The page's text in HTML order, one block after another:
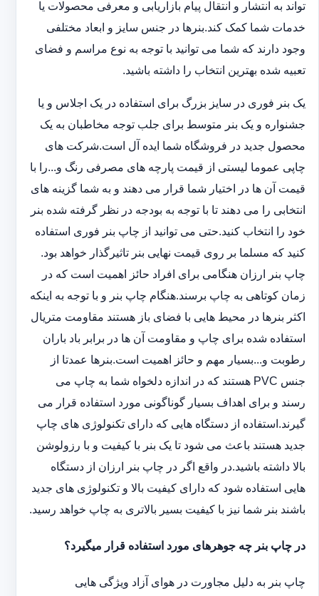
تواند به انتشار و انتقال پیام بازاریابی و معرفی محصولات یا
خدمات شما کمک کند.بنرها در جنس سایز و ابعاد مختلفی
وجود دارند که شما می توانید با توجه به نوع مراسم و فضای
تعبیه شده بهترین انتخاب را داشته باشید.
یک بنر فوری در سایز بزرگ برای استفاده در یک اجلاس و یا
جشنواره و یک بنر متوسط برای جلب توجه مخاطبان به یک
محصول جدید در فروشگاه شما ایده آل است.شرکت های
چاپی عموما لیستی از قیمت پارچه های مصرفی رنگ و...را با
قیمت آن ها در اختیار شما قرار می دهند و به شما گزینه های
انتخابی را می دهند تا با توجه به بودجه در نظر گرفته شده بنر
خود را انتخاب کنید.حتی می توانید از چاپ بنر فوری استفاده
کنید که مسلما بر روی قیمت نهایی بنر تاثیرگذار خواهد بود.
چاپ بنر ارزان هنگامی برای افراد حائز اهمیت است که در
زمان کوتاهی به چاپ برسند.هنگام چاپ بنر و با توجه به اینکه
اکثر بنرها در محیط هایی با فضای باز هستند مقاومت متریال
استفاده شده برای چاپ و مقاومت آن ها در برابر باد باران
رطوبت و...بسیار مهم و حائز اهمیت است.بنرها عمدتا از
جنس PVC هستند که در اندازه دلخواه شما به چاپ می
رسند و برای اهداف بسیار گوناگونی مورد استفاده قرار می
گیرند.استفاده از دستگاه هایی که دارای تکنولوژی های چاپ
جدید هستند باعث می شود تا یک بنر با کیفیت و با رزولوشن
بالا داشته باشید.در واقع اگر در چاپ بنر ارزان از دستگاه
هایی استفاده شود که دارای کیفیت بالا و تکنولوژی های جدید
باشند بنر شما نیز با کیفیت بسیر بالاتری به چاپ خواهد رسید.
در چاپ بنر چه جوهرهای مورد استفاده قرار میگیرد؟
چاپ بنر به دلیل مجاورت در هوای آزاد ویژگی هایی